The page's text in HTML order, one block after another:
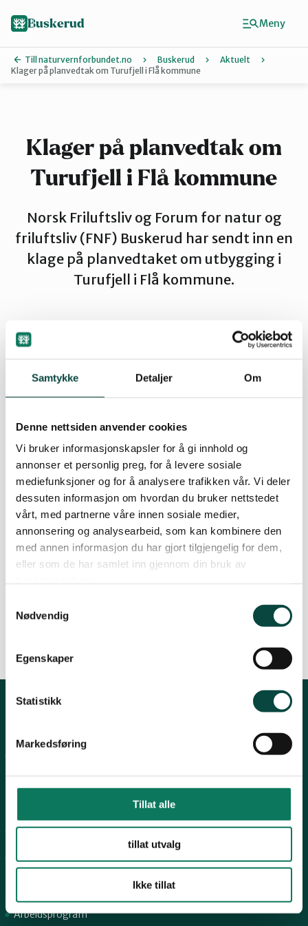
Samtykke Detaljer Om
Denne nettsiden anvender cookies
Vi bruker informasjonskapsler for å gi innhold og
annonser et personlig preg, for å levere sosiale
mediefunksjoner og for å analysere trafikken vår. Vi deler
dessuten informasjon om hvordan du bruker nettstedet
vårt, med partnerne våre innen sosiale medier,
annonsering og analysearbeid, som kan kombinere den
med annen informasjon du har gjort tilgjengelig for dem,
eller som de har samlet inn gjennom din bruk av
Nødvendig
Egenskaper
Statistikk
Markedsføring
Tillat alle
tillat utvalg
Ikke tillat
Hallingdal
Hole og Ringerike
Kongsberg
Numedal
Øvre Eiker
Buskerud
Till naturvernforbundet.no Buskerud
Aktuelt
Klager på planvedtak om Turufjell i Flå kommune
Klager på planvedtak om
Turufjell i Flå kommune
Norsk Friluftsliv og Forum for natur og
friluftsliv (FNF) Buskerud har sendt inn en
klage på planvedtaket om utbygging i
Turufjell i Flå kommune.
ByKjell Arild Dokka
Klagerne mener vedtaket er i strid med nasjonale
mål og interesser for arealforvaltningen.
Fylkesmannen har også kommet med sterke
innvendinger mot planene.
I en pressemelding om grunnlaget for klagen,
understreker FNF at de er sterkt bekymret for den
massive hytteutbyggingen i Buskerud.
oppslag om saken tidligere, lagt ut 16.06.2017.
martinlindal@hotmail.com
Organisasjons# 970492283
Konto# 9365 15 88969
Arbeidsprogram